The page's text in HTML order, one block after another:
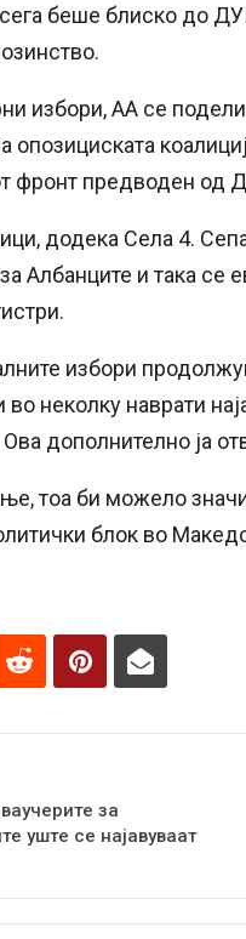
беше блиско до
избори, АА се
опозициската
фронт предводен од
додека Села 4.
Албанците и така
избори
во неколку наврати
дополнително ја
тоа би можело
блок во
за
уште се најавуваат